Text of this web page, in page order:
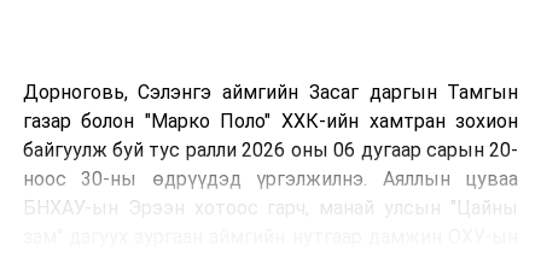
Дорноговь, Сэлэнгэ аймгийн Засаг даргын Тамгын
газар болон "Марко Поло" ХХК-ийн хамтран зохион
байгуулж буй тус ралли 2026 оны 06 дугаар сарын 20-
ноос 30-ны өдрүүдэд үргэлжилнэ. Аяллын цуваа
БНХАУ-ын Эрээн хотоос гарч, манай улсын "Цайны